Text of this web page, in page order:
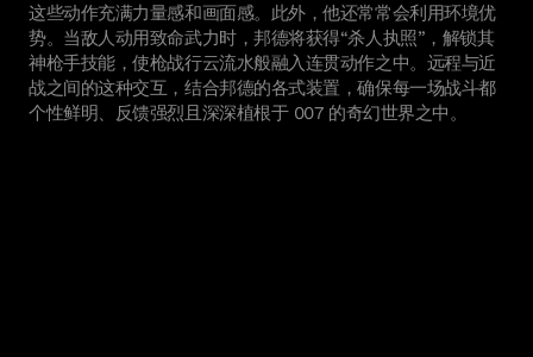
这些动作充满力量感和画面感。此外，他还常常会利用环境优
势。当敌人动用致命武力时，邦德将获得“杀人执照”，解锁其
神枪手技能，使枪战行云流水般融入连贯动作之中。远程与近
战之间的这种交互，结合邦德的各式装置，确保每一场战斗都
个性鲜明、反馈强烈且深深植根于 007 的奇幻世界之中。